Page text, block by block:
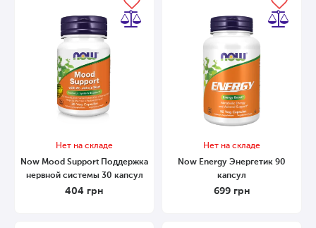
Нет на складе
Now Mood Support Поддержка
нервной системы 30 капсул
404 грн
Нет на складе
Now Energy Энергетик 90
капсул
699 грн